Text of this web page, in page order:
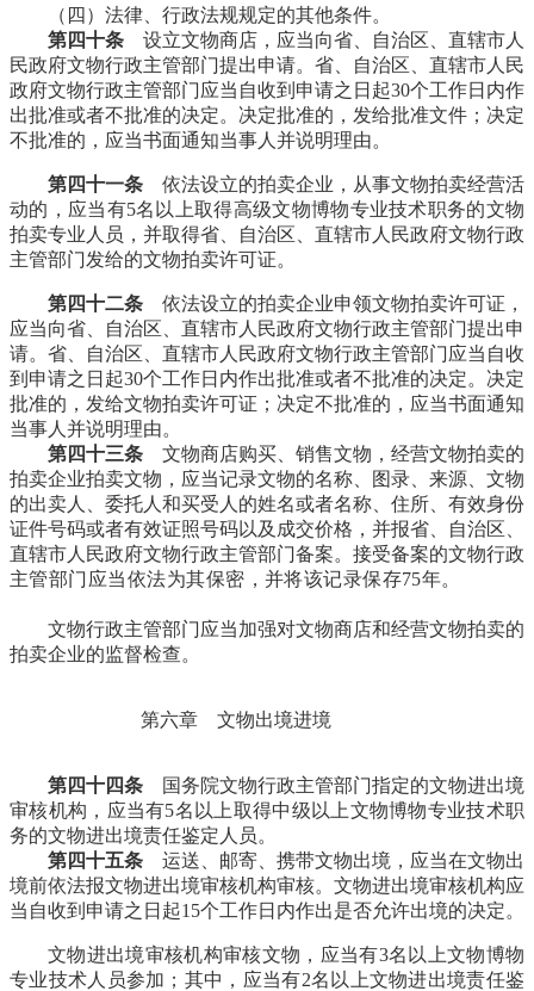
（四）法律、行政法规规定的其他条件。
第四十条 设立文物商店，应当向省、自治区、直辖市人
民政府文物行政主管部门提出申请。省、自治区、直辖市人民
政府文物行政主管部门应当自收到申请之日起30个工作日内作
出批准或者不批准的决定。决定批准的，发给批准文件；决定
不批准的，应当书面通知当事人并说明理由。
第四十一条 依法设立的拍卖企业，从事文物拍卖经营活
动的，应当有5名以上取得高级文物博物专业技术职务的文物
拍卖专业人员，并取得省、自治区、直辖市人民政府文物行政
主管部门发给的文物拍卖许可证。
第四十二条 依法设立的拍卖企业申领文物拍卖许可证，
应当向省、自治区、直辖市人民政府文物行政主管部门提出申
请。省、自治区、直辖市人民政府文物行政主管部门应当自收
到申请之日起30个工作日内作出批准或者不批准的决定。决定
批准的，发给文物拍卖许可证；决定不批准的，应当书面通知
当事人并说明理由。
第四十三条 文物商店购买、销售文物，经营文物拍卖的
拍卖企业拍卖文物，应当记录文物的名称、图录、来源、文物
的出卖人、委托人和买受人的姓名或者名称、住所、有效身份
证件号码或者有效证照号码以及成交价格，并报省、自治区、
直辖市人民政府文物行政主管部门备案。接受备案的文物行政
主管部门应当依法为其保密，并将该记录保存75年。
文物行政主管部门应当加强对文物商店和经营文物拍卖的
拍卖企业的监督检查。
第六章 文物出境进境
第四十四条 国务院文物行政主管部门指定的文物进出境
审核机构，应当有5名以上取得中级以上文物博物专业技术职
务的文物进出境责任鉴定人员。
第四十五条 运送、邮寄、携带文物出境，应当在文物出
境前依法报文物进出境审核机构审核。文物进出境审核机构应
当自收到申请之日起15个工作日内作出是否允许出境的决定。
文物进出境审核机构审核文物，应当有3名以上文物博物
专业技术人员参加；其中，应当有2名以上文物进出境责任鉴